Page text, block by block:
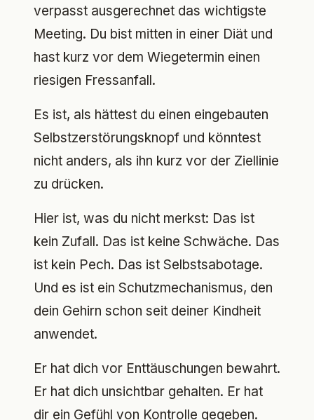
verpasst ausgerechnet das wichtigste
Meeting. Du bist mitten in einer Diät und
hast kurz vor dem Wiegetermin einen
riesigen Fressanfall.
Es ist, als hättest du einen eingebauten
Selbstzerstörungsknopf und könntest
nicht anders, als ihn kurz vor der Ziellinie
zu drücken.
Hier ist, was du nicht merkst: Das ist
kein Zufall. Das ist keine Schwäche. Das
ist kein Pech. Das ist Selbstsabotage.
Und es ist ein Schutzmechanismus, den
dein Gehirn schon seit deiner Kindheit
anwendet.
Er hat dich vor Enttäuschungen bewahrt.
Er hat dich unsichtbar gehalten. Er hat
dir ein Gefühl von Kontrolle gegeben.